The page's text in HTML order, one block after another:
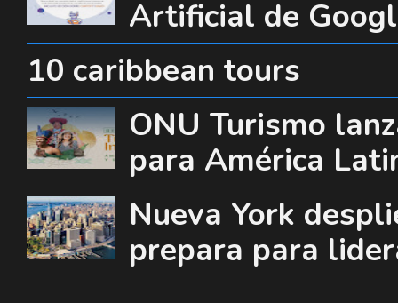
Artificial de
10 caribbean tours
ONU Turismo
para América
Nueva York
prepara para